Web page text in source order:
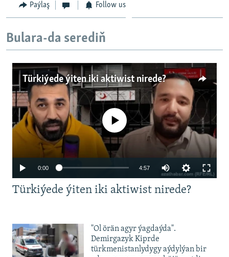
Paýlaş Follow us
Bulara-da serediň
Türkiýede ýiten iki aktiwist nirede?
720p 1080p
No media source currently available
0:00 4:57
240p
1080p
Türkiýede ýiten iki aktiwist nirede?
"Ol örän agyr ýagdaýda".
Demirgazyk Kiprde
türkmenistanlydygy aýdylýan bir